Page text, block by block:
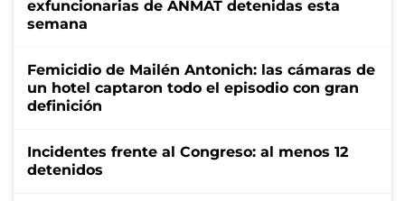
exfuncionarias de ANMAT detenidas esta
semana
Femicidio de Mailén Antonich: las cámaras de
un hotel captaron todo el episodio con gran
definición
Incidentes frente al Congreso: al menos 12
detenidos